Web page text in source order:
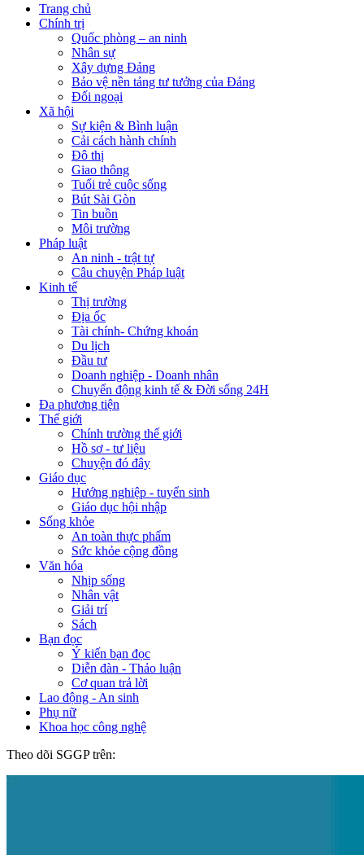
Trang chủ
Chính trị
Quốc phòng – an ninh
Nhân sự
Xây dựng Đảng
Bảo vệ nền tảng tư tưởng của Đảng
Đối ngoại
Xã hội
Sự kiện & Bình luận
Cải cách hành chính
Đô thị
Giao thông
Tuổi trẻ cuộc sống
Bút Sài Gòn
Tin buồn
Môi trường
Pháp luật
An ninh - trật tự
Câu chuyện Pháp luật
Kinh tế
Thị trường
Địa ốc
Tài chính- Chứng khoán
Du lịch
Đầu tư
Doanh nghiệp - Doanh nhân
Chuyển động kinh tế & Đời sống 24H
Đa phương tiện
Thế giới
Chính trường thế giới
Hồ sơ - tư liệu
Chuyện đó đây
Giáo dục
Hướng nghiệp - tuyển sinh
Giáo dục hội nhập
Sống khỏe
An toàn thực phẩm
Sức khỏe cộng đồng
Văn hóa
Nhịp sống
Nhân vật
Giải trí
Sách
Bạn đọc
Ý kiến bạn đọc
Diễn đàn - Thảo luận
Cơ quan trả lời
Lao động - An sinh
Phụ nữ
Khoa học công nghệ
Theo dõi SGGP trên: